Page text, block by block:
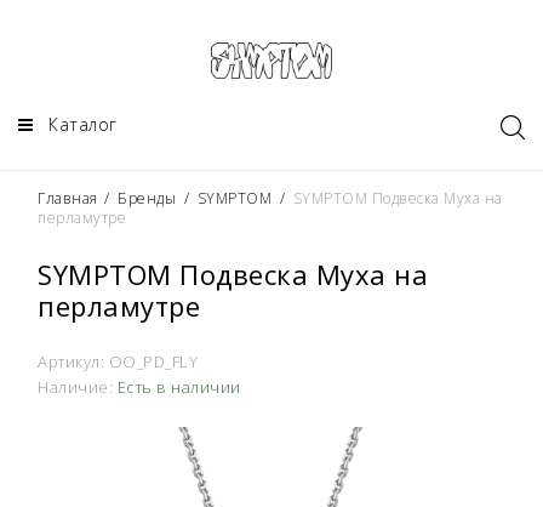
Каталог
Главная / Бренды / SYMPTOM / SYMPTOM Подвеска Муха на
перламутре
SYMPTOM Подвеска Муха на
перламутре
Артикул: OO_PD_FLY
Наличие: Есть в наличии